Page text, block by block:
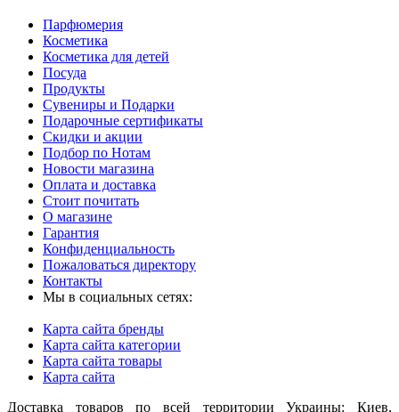
Парфюмерия
Косметика
Косметика для детей
Посуда
Продукты
Сувениры и Подарки
Подарочные сертификаты
Скидки и акции
Подбор по Нотам
Новости магазина
Оплата и доставка
Стоит почитать
О магазине
Гарантия
Конфиденциальность
Пожаловаться директору
Контакты
Мы в социальных сетях:
Карта сайта бренды
Карта сайта категории
Карта сайта товары
Карта сайта
Доставка товаров по всей территории Украины: Киев,